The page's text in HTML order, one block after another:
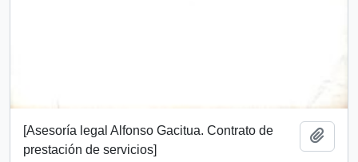
[Asesoría legal Alfonso Gacitua. Contrato de
prestación de servicios]